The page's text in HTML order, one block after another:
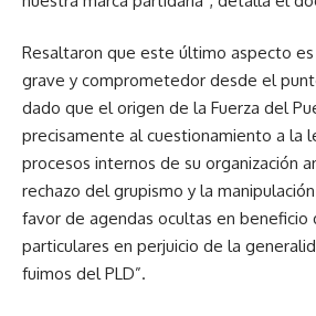
Resaltaron que este último aspecto
grave y comprometedor desde el
dado que el origen de la Fuerza del
precisamente al cuestionamiento a la
procesos internos de su organización
rechazo del grupismo y la
favor de agendas ocultas en beneficio
particulares en perjuicio de la
fuimos del PLD”.